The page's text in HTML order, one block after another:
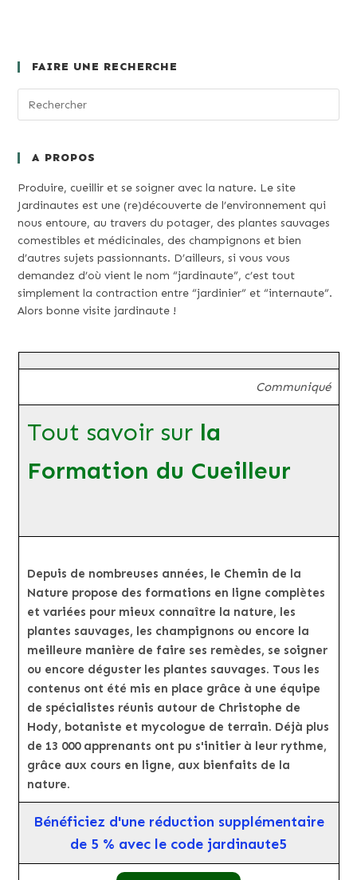
FAIRE UNE RECHERCHE
A PROPOS
Produire, cueillir et se soigner avec la nature. Le site
Jardinautes est une (re)découverte de l’environnement qui
nous entoure, au travers du potager, des plantes sauvages
comestibles et médicinales, des champignons et bien
d’autres sujets passionnants. D’ailleurs, si vous vous
demandez d’où vient le nom “jardinaute”, c’est tout
simplement la contraction entre “jardinier” et “internaute”.
Alors bonne visite jardinaute !
Communiqué
Tout savoir sur la
Formation du Cueilleur
Depuis de nombreuses années, le Chemin de la
Nature propose des formations en ligne complètes
et variées pour mieux connaître la nature, les
plantes sauvages, les champignons ou encore la
meilleure manière de faire ses remèdes, se soigner
ou encore déguster les plantes sauvages. Tous les
contenus ont été mis en place grâce à une équipe
de spécialistes réunis autour de Christophe de
Hody, botaniste et mycologue de terrain. Déjà plus
de 13 000 apprenants ont pu s'initier à leur rythme,
grâce aux cours en ligne, aux bienfaits de la
nature.
Bénéficiez d'une réduction supplémentaire
de 5 % avec le code jardinaute5